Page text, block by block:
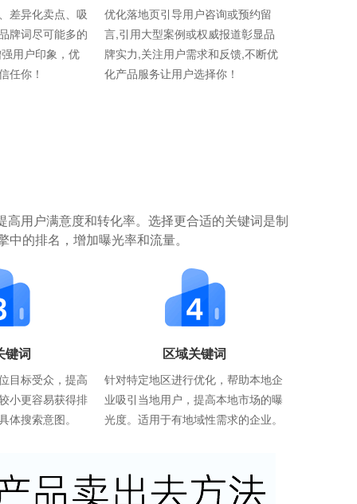
差异化卖点、吸
牌词尽可能多的
用户印象，优
任你！
优化落地页引导用户咨询或预约留
言,引用大型案例或权威报道彰显品
牌实力,关注用户需求和反馈,不断优
化产品服务让用户选择你！
用户满意度和转化率。选择更合适的关键词是制
的排名，增加曝光率和流量。
键词
目标受众，提高
小更容易获得排
体搜索意图。
区域关键词
针对特定地区进行优化，帮助本地企
业吸引当地用户，提高本地市场的曝
光度。适用于有地域性需求的企业。